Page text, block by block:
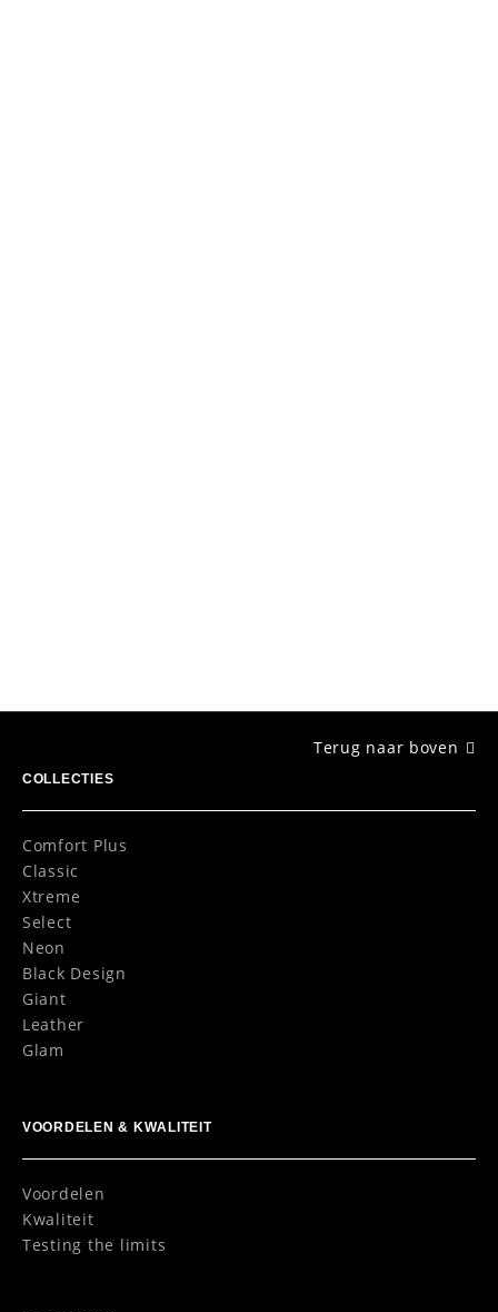
Terug naar boven
COLLECTIES
Comfort Plus
Classic
Xtreme
Select
Neon
Black Design
Giant
Leather
Glam
VOORDELEN & KWALITEIT
Voordelen
Kwaliteit
Testing the limits